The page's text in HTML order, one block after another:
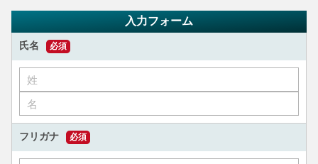
入力フォーム
氏名 必須
フリガナ 必須